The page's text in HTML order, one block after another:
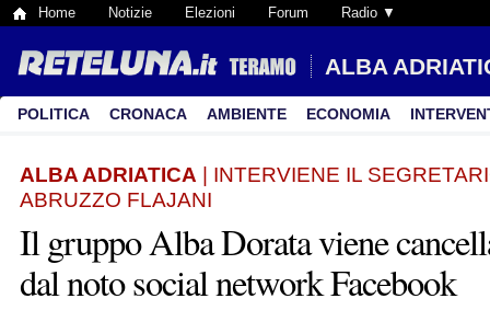
Home Notizie Elezioni Forum Radio ▼
ALBA
POLITICA CRONACA AMBIENTE ECONOMIA
ALBA ADRIATICA | INTERVIENE IL
ABRUZZO FLAJANI
Il gruppo Alba Dorata viene
dal noto social network Facebook